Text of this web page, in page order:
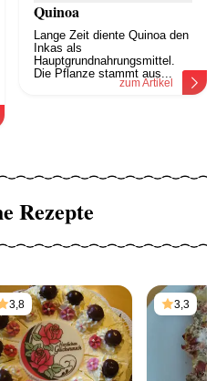
Quinoa
Lange Zeit diente Quinoa den
Inkas als
Hauptgrundnahrungsmittel.
Die Pflanze stammt aus...
zum Artikel
Rezepte
3,8 3,3